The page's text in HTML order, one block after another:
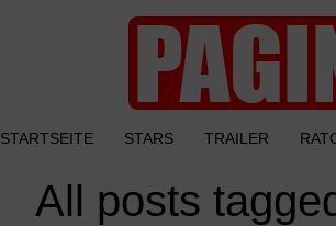
STARTSEITE STARS TRAILER
All posts